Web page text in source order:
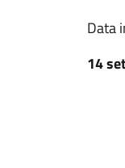
Data
14